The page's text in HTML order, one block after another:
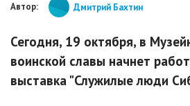
Автор: Дмитрий Бахтин
Сегодня, 19 октября, в
воинской славы начнет
выставка "Служилые люди